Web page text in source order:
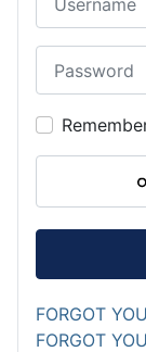
FORGOT
FORGOT